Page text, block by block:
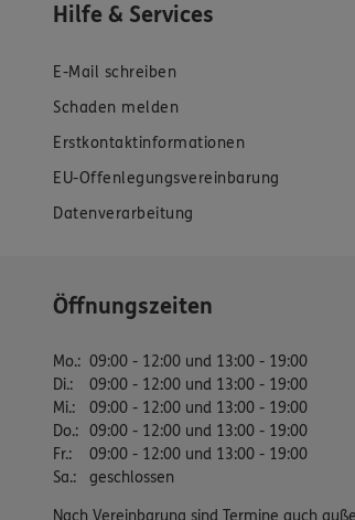
Hilfe & Services
E-Mail schreiben
Schaden melden
Erstkontaktinformationen
EU-Offenlegungsvereinbarung
Datenverarbeitung
Öffnungszeiten
Mo.: 09:00 - 12:00 und 13:00 - 19:00
Di.:
09:00 - 12:00 und 13:00 - 19:00
Mi.:
09:00 - 12:00 und 13:00 - 19:00
Do.: 09:00 - 12:00 und 13:00 - 19:00
Fr.:
09:00 - 12:00 und 13:00 - 19:00
Sa.: geschlossen
Nach Vereinbarung sind Termine auch